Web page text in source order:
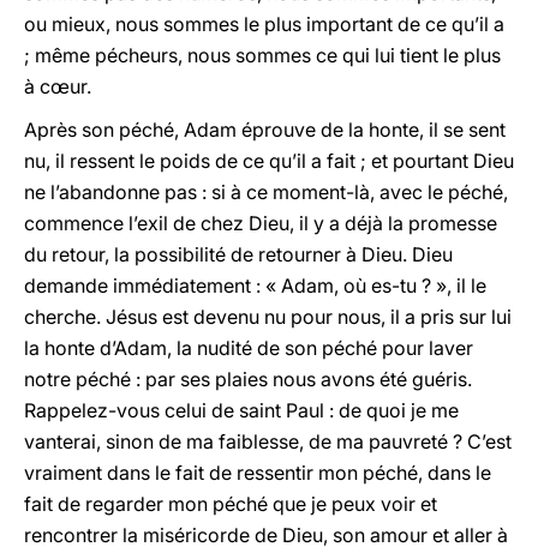
ou mieux, nous sommes le plus important de ce qu’il a
; même pécheurs, nous sommes ce qui lui tient le plus
à cœur.
Après son péché, Adam éprouve de la honte, il se sent
nu, il ressent le poids de ce qu’il a fait ; et pourtant Dieu
ne l’abandonne pas : si à ce moment-là, avec le péché,
commence l’exil de chez Dieu, il y a déjà la promesse
du retour, la possibilité de retourner à Dieu. Dieu
demande immédiatement : « Adam, où es-tu ? », il le
cherche. Jésus est devenu nu pour nous, il a pris sur lui
la honte d’Adam, la nudité de son péché pour laver
notre péché : par ses plaies nous avons été guéris.
Rappelez-vous celui de saint Paul : de quoi je me
vanterai, sinon de ma faiblesse, de ma pauvreté ? C’est
vraiment dans le fait de ressentir mon péché, dans le
fait de regarder mon péché que je peux voir et
rencontrer la miséricorde de Dieu, son amour et aller à